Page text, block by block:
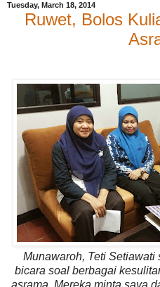
Tuesday, March 18, 2014
Ruwet, Bolos
Munawaroh, Teti Setiawati
bicara soal berbagai